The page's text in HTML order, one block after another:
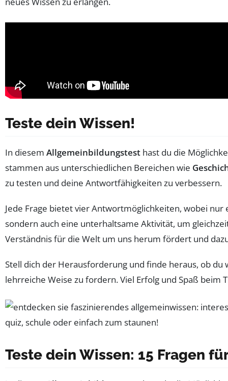
Teste dein Wissen!
In diesem Allgemeinbildungstest hast du die
stammen aus unterschiedlichen Bereichen wie
zu testen und deine Antwortfähigkeiten zu verbessern.
Jede Frage bietet vier Antwortmöglichkeiten, wobei
sondern auch eine unterhaltsame Aktivität, um
Verständnis für die Welt um uns herum fördert und
Stell dich der Herausforderung und finde heraus, ob du
lehrreiche Weise zu fordern. Viel Erfolg und Spaß beim
Teste dein Wissen: 15 Fragen